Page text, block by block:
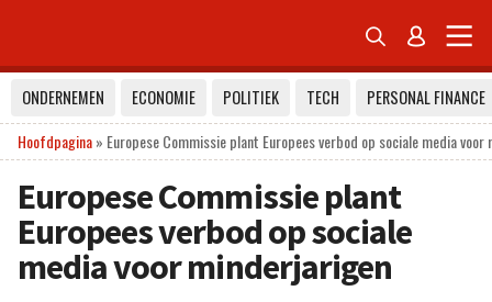
 
ONDERNEMEN ECONOMIE POLITIEK TECH
PERSONAL FINANCE
Hoofdpagina» Europese Commissie plant Europees verbod op sociale media
Europese Commissie plant
Europees verbod op sociale
media voor minderjarigen